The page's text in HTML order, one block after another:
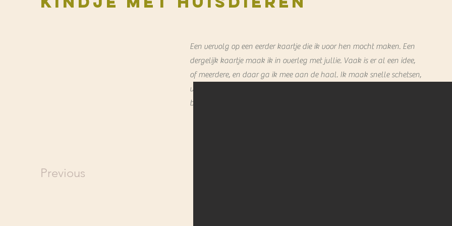
Een vervolg op een eerder kaartje die ik voor hen mocht maken. Een
dergelijk kaartje maak ik in overleg met jullie. Vaak is er al een idee,
of meerdere, en daar ga ik mee aan de haal. Ik maak snelle schetsen,
verzamel eventueel foto's (van jullie, in het geval van huisdieren,
bijvoorbeeld, of een broer of zus die een beetje herkenbaar moet zijn).
Previous